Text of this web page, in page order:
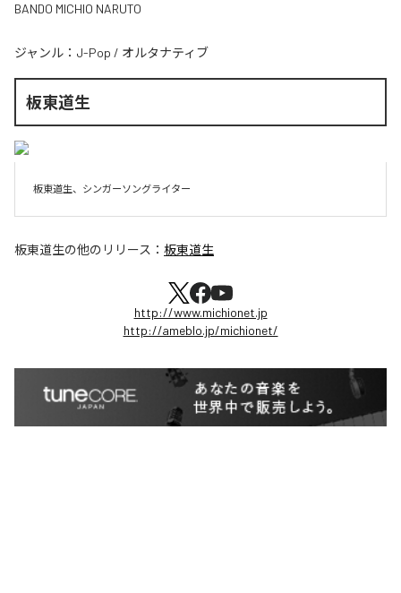
BANDO MICHIO NARUTO
ジャンル： J-Pop / オルタナティブ
板東道生
板東道生、シンガーソングライター
板東道生の他のリリース： 板東道生
http://www.michionet.jp
http://ameblo.jp/michionet/